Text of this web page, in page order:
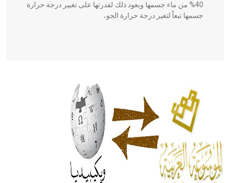
40% من ماء جسمها ويعود ذلك لقدرتها على تغيير درجة حرارة
جسمها تبعاً لتغير درجة حرارة الجو،
الحكم، الأدلة، تنظيم التغذية، ورسالته في جروح الرأس. ويعود
له الفضل بأنه حرر الطب من الدين والفلسفة.
- هل تعلم أن المرجان إفراز حيواني يتكون في البحر ويتركب
من مادة كربونات الكلسيوم، وهو أحمر أو شديد الحمرة وهو
أجود أنواعه، ويمتاز بكبر الحجم ويسمى الش